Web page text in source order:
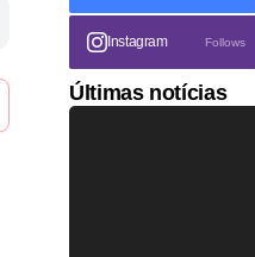
Instagram Follows
Últimas notícias